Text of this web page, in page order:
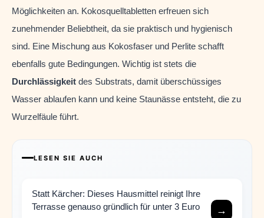
Möglichkeiten an. Kokosquelltabletten erfreuen sich
zunehmender Beliebtheit, da sie praktisch und hygienisch
sind. Eine Mischung aus Kokosfaser und Perlite schafft
ebenfalls gute Bedingungen. Wichtig ist stets die
Durchlässigkeit des Substrats, damit überschüssiges
Wasser ablaufen kann und keine Staunässe entsteht, die zu
Wurzelfäule führt.
LESEN SIE AUCH
Statt Kärcher: Dieses Hausmittel reinigt Ihre
Terrasse genauso gründlich für unter 3 Euro
→